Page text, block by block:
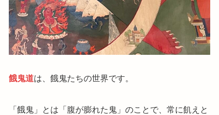
餓鬼道は、餓鬼たちの世界です。
「餓鬼」とは「腹が膨れた鬼」のことで、常に飢えと